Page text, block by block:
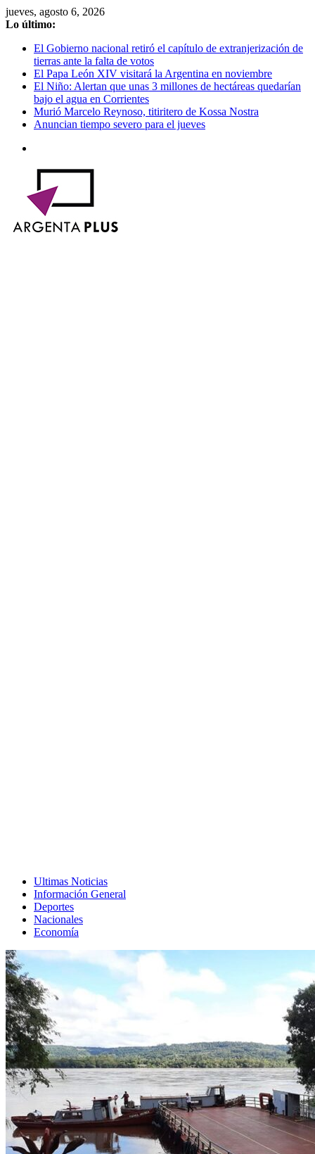
Saltar
al
jueves, agosto 6, 2026
Lo último:
El Gobierno nacional retiró el capítulo de extranjerización de
tierras ante la falta de votos
El Papa León XIV visitará la Argentina en noviembre
El Niño: Alertan que unas 3 millones de hectáreas quedarían
bajo el agua en Corrientes
Murió Marcelo Reynoso, titiritero de Kossa Nostra
Anuncian tiempo severo para el jueves
Ultimas Noticias
Información General
Deportes
Nacionales
Economía